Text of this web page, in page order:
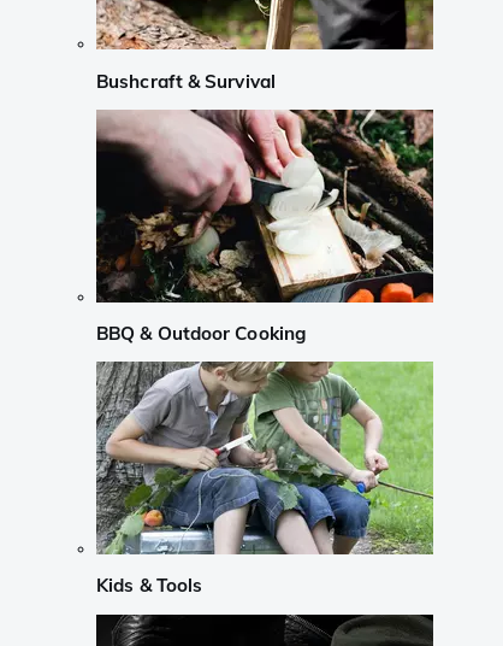
Bushcraft & Survival
BBQ & Outdoor Cooking
Kids & Tools